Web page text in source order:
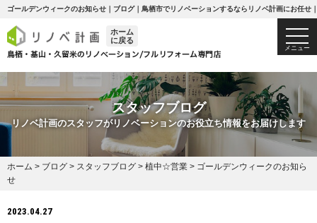
ゴールデンウィークのお知らせ｜ブログ｜鳥栖市でリノベーションするならリノベ計画にお任せ
ホーム
に戻る
メニュー
スタッフブログ
リノベ計画のスタッフがリノベーションのお役立ち情報をお届けします
ホーム > ブログ > スタッフブログ > 植中☆営業 > ゴールデンウィークのお知ら
せ
2023.04.27